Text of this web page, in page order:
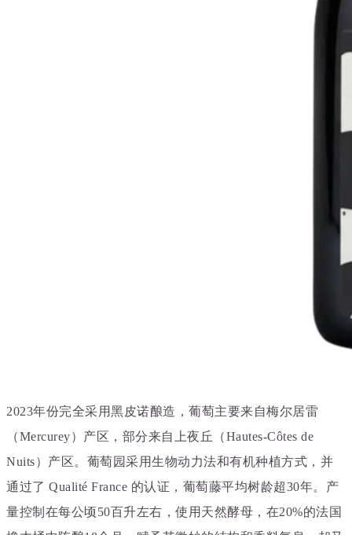
2023年份完全采用黑皮诺酿造，葡萄主要来自梅尔居雷
（Mercurey）产区，部分来自上夜丘（Hautes-Côtes de
Nuits）产区。葡萄园采用生物动力法和有机种植方式，并
通过了 Qualité France 的认证，葡萄藤平均树龄超30年。产
量控制在每公顷50百升左右，使用天然酵母， 在20%的法国